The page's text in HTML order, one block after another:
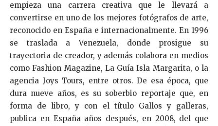
empieza una carrera creativa que le llevará a
convertirse en uno de los mejores fotógrafos de arte,
reconocido en España e internacionalmente. En 1996
se traslada a Venezuela, donde prosigue su
trayectoria de creador, y además colabora en medios
como Fashion Magazine, La Guía Isla Margarita, o la
agencia Joys Tours, entre otros. De esa época, que
dura nueve años, es su soberbio reportaje que, en
forma de libro, y con el título Gallos y galleras,
publica en España años después, en 2008, del que